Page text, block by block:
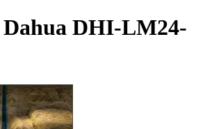
DHI-LM24-